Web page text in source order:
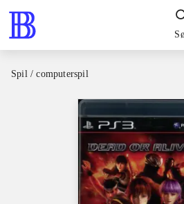
Spil / computerspil